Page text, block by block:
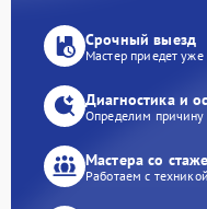
Срочный выезд
Мастер приедет
Диагностика и
Определим причину
Мастера со
Работаем с